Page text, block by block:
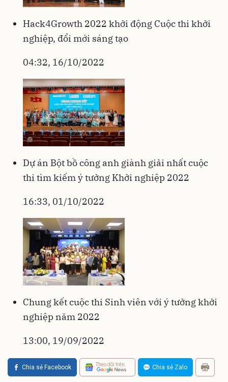
Hack4Growth 2022 khởi động Cuộc thi khởi
nghiệp, đổi mới sáng tạo
04:32, 16/10/2022
Dự án Bột bồ công anh giành giải nhất cuộc
thi tìm kiếm ý tưởng Khởi nghiệp 2022
16:33, 01/10/2022
Chung kết cuộc thi Sinh viên với ý tưởng khởi
nghiệp năm 2022
13:00, 19/09/2022
Chia sẻ Facebook Theo dõi trên Chia sẻ Zalo